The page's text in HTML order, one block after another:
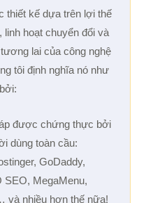
thiết kế dựa trên lợi thế
linh hoạt chuyển đổi và
lai của công nghệ
tôi định nghĩa nó như
được chứng thực bởi
dùng toàn cầu:
GoDaddy,
SEO, MegaMenu,
và nhiều hơn thế nữa!